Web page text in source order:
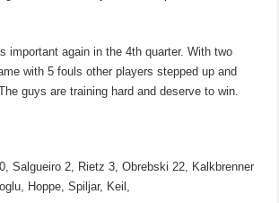
important again in the 4th quarter. With two
with 5 fouls other players stepped up and
guys are training hard and deserve to win.
Salgueiro 2, Rietz 3, Obrebski 22, Kalkbrenner
Hoppe, Spiljar, Keil,